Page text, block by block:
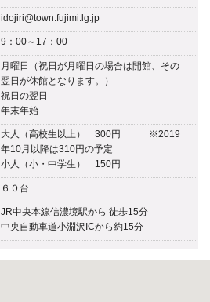
idojiri@town.fujimi.lg.jp
9：00～17：00
月曜日（祝日が月曜日の場合は開館、その
翌日が休館となります。）
祝日の翌日
年末年始
大人（高校生以上） 300円 ※2019
年10月以降は310円の予定
小人（小・中学生） 150円
６０台
JR中央本線信濃境駅から 徒歩15分
中央自動車道小淵沢ICから約15分